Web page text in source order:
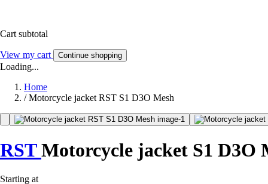
Cart subtotal
View my cart Continue shopping
Loading...
Home
/ Motorcycle jacket RST S1 D3O Mesh
RSTMotorcycle jacket S1 D3O
Starting at